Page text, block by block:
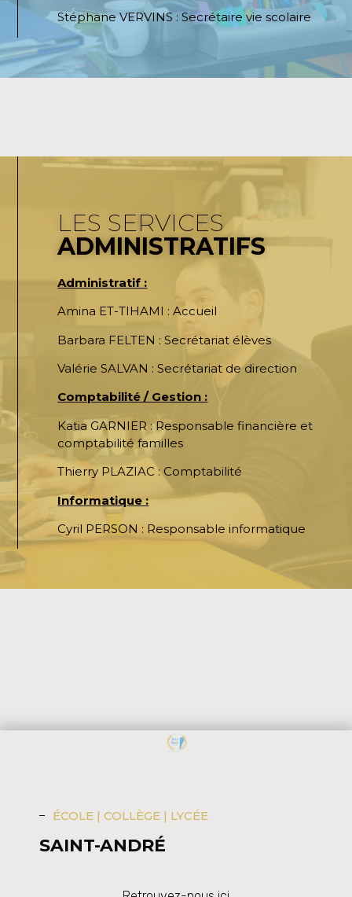
Stéphane VERVINS : Secrétaire vie scolaire
LES SERVICES
ADMINISTRATIFS
Administratif :
Amina ET-TIHAMI : Accueil
Barbara FELTEN : Secrétariat élèves
Valérie SALVAN : Secrétariat de direction
Comptabilité / Gestion :
Katia GARNIER : Responsable financière et
comptabilité familles
Thierry PLAZIAC : Comptabilité
Informatique :
Cyril PERSON : Responsable informatique
ÉCOLE | COLLÈGE | LYCÉE
SAINT-ANDRÉ